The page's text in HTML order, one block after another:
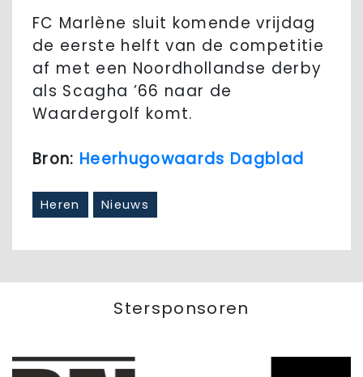
FC Marlène sluit komende vrijdag
de eerste helft van de competitie
af met een Noordhollandse derby
als Scagha ’66 naar de
Waardergolf komt.
Bron: Heerhugowaards Dagblad
Heren Nieuws
Stersponsoren